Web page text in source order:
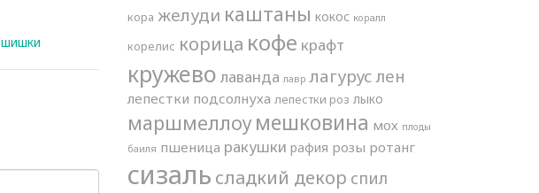
шишки
кора желуди каштаны кокос коралл
корелис корица кофе крафт
кружево лаванда лавр лагурус лен
лепестки подсолнуха лепестки роз лыко
маршмеллоу мешковина мох плоды
баиля пшеница ракушки рафия розы ротанг
сизаль сладкий декор спил